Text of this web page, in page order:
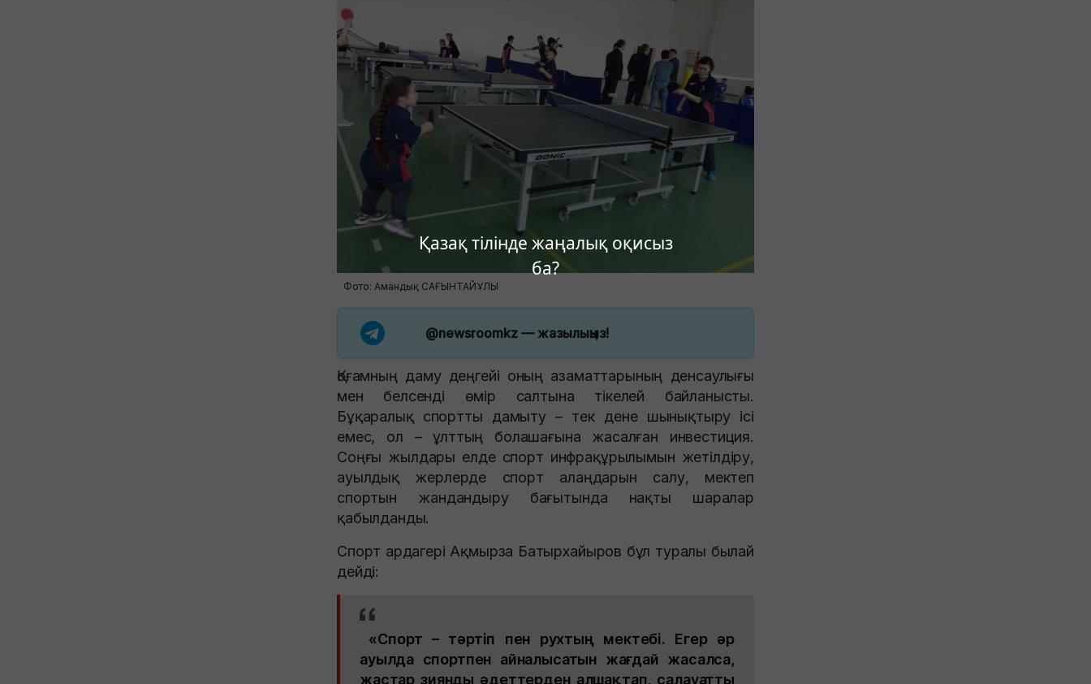
Қазақ тілінде жаңалық оқисыз
ба?
Фото: Амандық САҒЫНТАЙҰЛЫ
@newsroomkz— жазылыңыз!
Қоғамның даму деңгейі оның азаматтарының денсаулығы
мен белсенді өмір салтына тікелей байланысты.
Бұқаралық спортты дамыту – тек дене шынықтыру ісі
емес, ол – ұлттың болашағына жасалған инвестиция.
Соңғы жылдары елде спорт инфрақұрылымын жетілдіру,
ауылдық жерлерде спорт алаңдарын салу, мектеп
спортын жандандыру бағытында нақты шаралар
қабылданды.
Спорт ардагері Ақмырза Батырхайыров бұл туралы былай
дейді:
«Спорт – тәртіп пен рухтың мектебі. Егер әр
ауылда спортпен айналысатын жағдай жасалса,
жастар зиянды әдеттерден алшақтап, салауатты